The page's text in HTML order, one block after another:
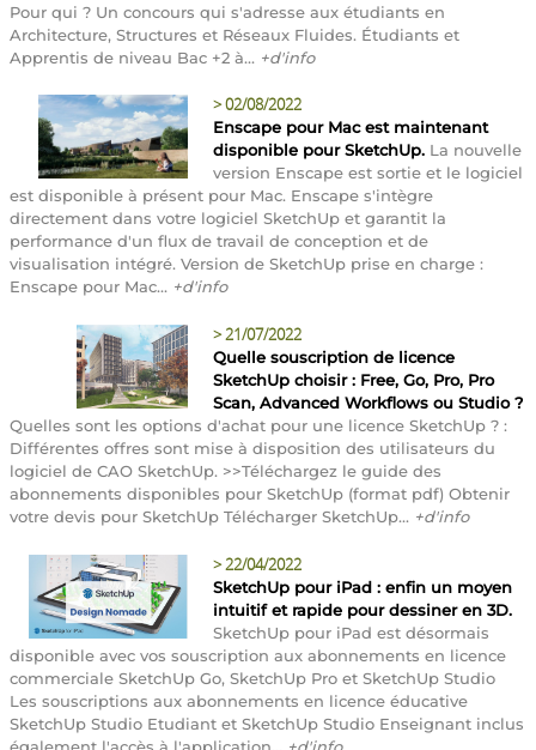
Pour qui ? Un concours qui s'adresse aux étudiants en
Architecture, Structures et Réseaux Fluides. Étudiants et
Apprentis de niveau Bac +2 à... +d'info
>02/08/2022
Enscape pour Mac est maintenant
disponible pour SketchUp. La nouvelle
version Enscape est sortie et le logiciel
est disponible à présent pour Mac. Enscape s'intègre
directement dans votre logiciel SketchUp et garantit la
performance d'un flux de travail de conception et de
visualisation intégré. Version de SketchUp prise en charge :
Enscape pour Mac... +d'info
>21/07/2022
Quelle souscription de licence
SketchUp choisir : Free, Go, Pro, Pro
Scan, Advanced Workflows ou Studio ?
Quelles sont les options d'achat pour une licence SketchUp ? :
Différentes offres sont mise à disposition des utilisateurs du
logiciel de CAO SketchUp. >>Téléchargez le guide des
abonnements disponibles pour SketchUp (format pdf) Obtenir
votre devis pour SketchUp Télécharger SketchUp... +d'info
>22/04/2022
SketchUp pour iPad : enfin un moyen
intuitif et rapide pour dessiner en 3D.
SketchUp pour iPad est désormais
disponible avec vos souscription aux abonnements en licence
commerciale SketchUp Go, SketchUp Pro et SketchUp Studio
Les souscriptions aux abonnements en licence éducative
SketchUp Studio Etudiant et SketchUp Studio Enseignant inclus